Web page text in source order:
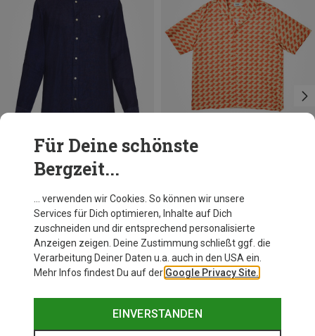
Du sparst 38%
Für Deine schönste
Bergzeit...
… verwenden wir Cookies. So können wir unsere
Services für Dich optimieren, Inhalte auf Dich
zuschneiden und dir entsprechend personalisierte
Anzeigen zeigen. Deine Zustimmung schließt ggf. die
Verarbeitung Deiner Daten u.a. auch in den USA ein.
Mehr Infos findest Du auf der Google Privacy Site.
EINVERSTANDEN